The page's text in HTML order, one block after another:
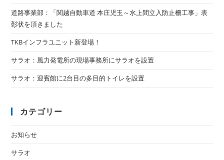
道路事業部：「関越自動車道 本庄児玉～水上間立入防止柵工事」表
彰状を頂きました
TKBインフラユニット新登場！
サラオ：風力発電所の現場事務所にサラオを設置
サラオ：迎賓館に2台目の多目的トイレを設置
カテゴリー
お知らせ
サラオ